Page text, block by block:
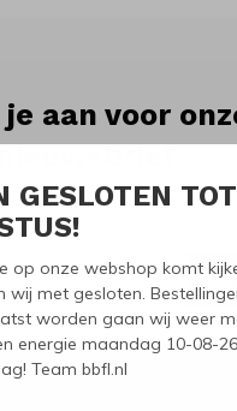
TOT
op onze webshop komt
wij met gesloten.
worden gaan wij weer
energie maandag 10-08-26
Team bbfl.nl
aan voor
aanbiedingen en